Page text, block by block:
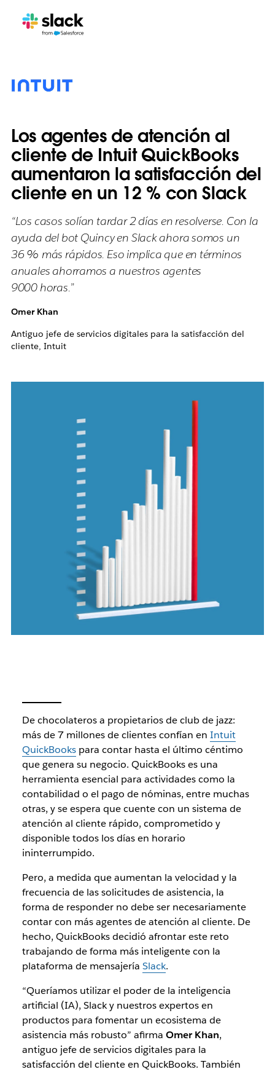
Los agentes de atención al
cliente de Intuit QuickBooks
aumentaron la satisfacción del
cliente en un 12 % con Slack
“Los casos solían tardar 2 días en resolverse. Con la
ayuda del bot Quincy en Slack ahora somos un
36 % más rápidos. Eso implica que en términos
anuales ahorramos a nuestros agentes
9000 horas.”
Omer Khan
Antiguo jefe de servicios digitales para la satisfacción del
cliente, Intuit
De chocolateros a propietarios de club de jazz:
más de 7 millones de clientes confían en Intuit
QuickBookspara contar hasta el último céntimo
que genera su negocio. QuickBooks es una
herramienta esencial para actividades como la
contabilidad o el pago de nóminas, entre muchas
otras, y se espera que cuente con un sistema de
atención al cliente rápido, comprometido y
disponible todos los días en horario
ininterrumpido.
Pero, a medida que aumentan la velocidad y la
frecuencia de las solicitudes de asistencia, la
forma de responder no debe ser necesariamente
contar con más agentes de atención al cliente. De
hecho, QuickBooks decidió afrontar este reto
trabajando de forma más inteligente con la
plataforma de mensajería Slack.
“Queríamos utilizar el poder de la inteligencia
artificial (IA), Slack y nuestros expertos en
productos para fomentar un ecosistema de
asistencia más robusto” afirma Omer Khan,
antiguo jefe de servicios digitales para la
satisfacción del cliente en QuickBooks. También